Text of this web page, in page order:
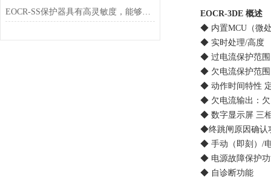
EOCR-SS保护器具有高灵敏度，能够及时检测到电流异常
EOCR-3DE 概述
◆ 内置MCU（微处
◆ 实时处理/高度
◆ 过电流保护范围：
◆ 欠电流保护范围
◆ 动作时间特性 定时
◆ 欠电流输出：欠电
◆ 数字显示屏 三相
◆终跳闸原因确认功
◆ 手动（即刻）/电
◆ 电源故障保护功
◆ 自诊断功能